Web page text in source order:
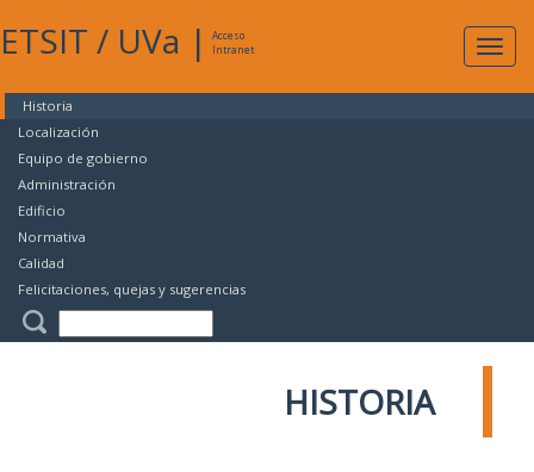
ETSIT / UVa |
Acceso
Intranet
Historia
Localización
Equipo de gobierno
Administración
Edificio
Normativa
Calidad
Felicitaciones, quejas y sugerencias
HISTORIA